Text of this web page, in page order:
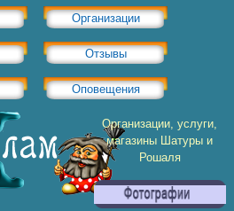
Организации
Отзывы
Оповещения
Организации, услуги,
магазины Шатуры и
Рошаля